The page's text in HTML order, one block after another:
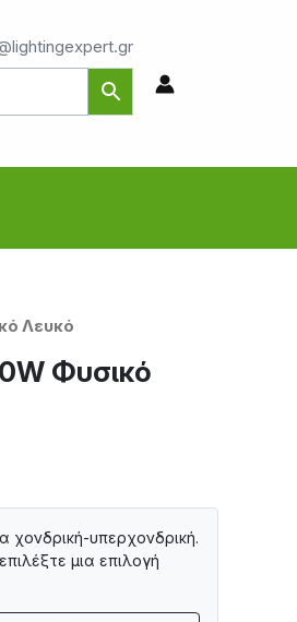
Λευκό
Φυσικό
χονδρική-υπερχονδρική.
μια επιλογή